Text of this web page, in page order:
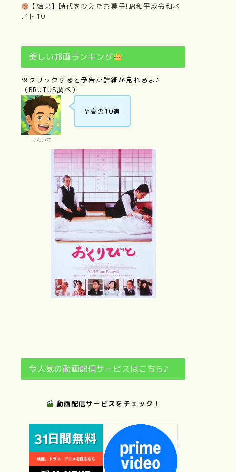
【結果】時代を変えたお菓子!昭和平成令和ベ
スト10
美しい邦画ランキング
※クリックすると予告か詳細が見れるよ♪
（BRUTUS調べ）
けんいち
至高の10選
今人気の動画配信サービスはこちら♪
動画配信サービスをチェック！